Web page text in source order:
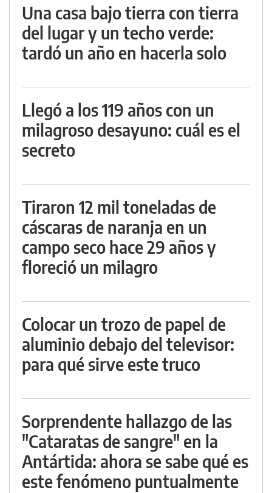
Una casa bajo tierra con tierra
del lugar y un techo verde:
tardó un año en hacerla solo
Llegó a los 119 años con un
milagroso desayuno: cuál es el
secreto
Tiraron 12 mil toneladas de
cáscaras de naranja en un
campo seco hace 29 años y
floreció un milagro
Colocar un trozo de papel de
aluminio debajo del televisor:
para qué sirve este truco
Sorprendente hallazgo de las
"Cataratas de sangre" en la
Antártida: ahora se sabe qué es
este fenómeno puntualmente